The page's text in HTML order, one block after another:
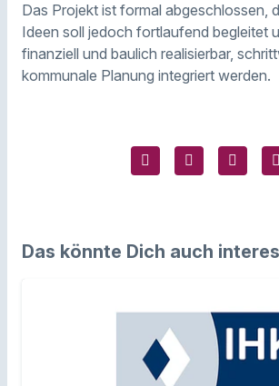
Das Projekt ist formal abgeschlossen,
Ideen soll jedoch fortlaufend begleitet
finanziell und baulich realisierbar,
kommunale Planung integriert werden.
Das könnte Dich auch